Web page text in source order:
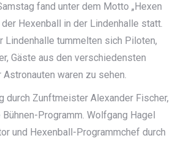
fand unter dem Motto „Hexen
der Hexenball in der Lindenhalle statt.
Lindenhalle tummelten sich Piloten,
Gäste aus den verschiedensten
Astronauten waren zu sehen.
durch Zunftmeister Alexander Fischer,
Programm. Wolfgang Hagel
und Hexenball-Programmchef durch